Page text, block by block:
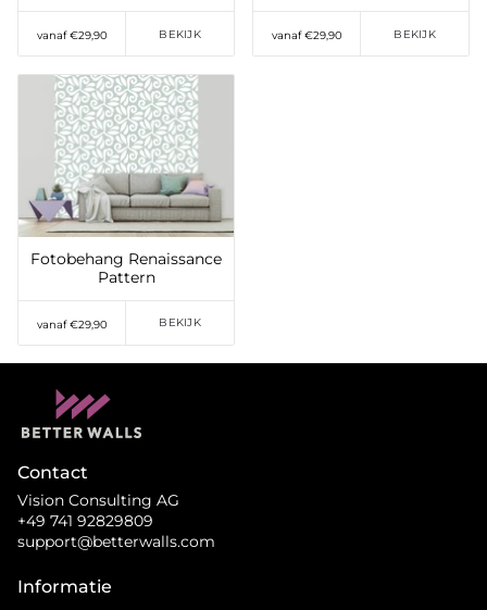
vanaf €29,90 BEKIJK vanaf €29,90 BEKIJK
Toevoegen aan
verlanglijst
Fotobehang Renaissance
Pattern
vanaf €29,90 BEKIJK
Contact
Vision Consulting AG
+49 741 92829809
support@betterwalls.com
Informatie